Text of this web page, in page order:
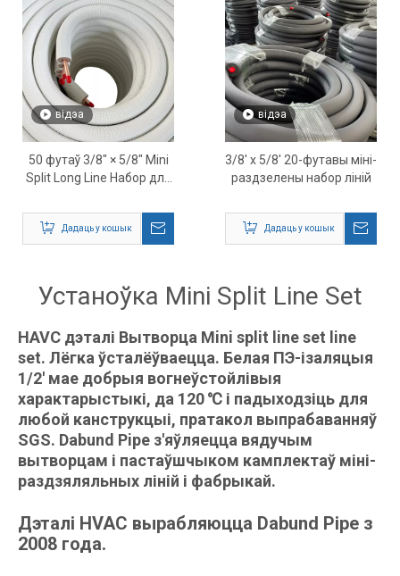
відэа
50 футаў 3/8″ × 5/8″ Mini
Split Long Line Набор для
HVAC медная трубка для
астуджэння
Дадаць у кошык
відэа
3/8' x 5/8' 20-футавы міні-
раздзелены набор ліній
Дадаць у кошык
Устаноўка Mini Split Line Set
HAVC дэталі Вытворца Mini split line set line
set. Лёгка ўсталёўваецца. Белая ПЭ-ізаляцыя
1/2' мае добрыя вогнеўстойлівыя
характарыстыкі, да 120 ℃ і падыходзіць для
любой канструкцыі, пратакол выпрабаванняў
SGS. Dabund Pipe з'яўляецца вядучым
вытворцам і пастаўшчыком камплектаў міні-
раздзяляльных ліній і фабрыкай.
Дэталі HVAC вырабляюцца Dabund Pipe з
2008 года.